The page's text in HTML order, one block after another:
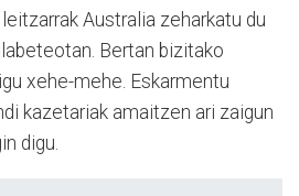
Australia zeharkatu du
Bertan bizitako
xehe-mehe. Eskarmentu
kazetariak amaitzen ari zaigun
digu.